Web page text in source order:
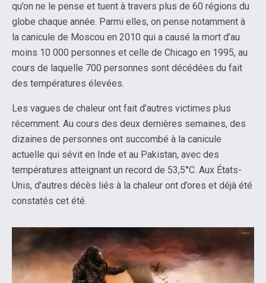
qu’on ne le pense et tuent à travers plus de 60 régions du
globe chaque année. Parmi elles, on pense notamment à
la canicule de Moscou en 2010 qui a causé la mort d’au
moins 10 000 personnes et celle de Chicago en 1995, au
cours de laquelle 700 personnes sont décédées du fait
des températures élevées.
Les vagues de chaleur ont fait d’autres victimes plus
récemment. Au cours des deux dernières semaines, des
dizaines de personnes ont succombé à la canicule
actuelle qui sévit en Inde et au Pakistan, avec des
températures atteignant un record de 53,5°C. Aux États-
Unis, d’autres décès liés à la chaleur ont d’ores et déjà été
constatés cet été.